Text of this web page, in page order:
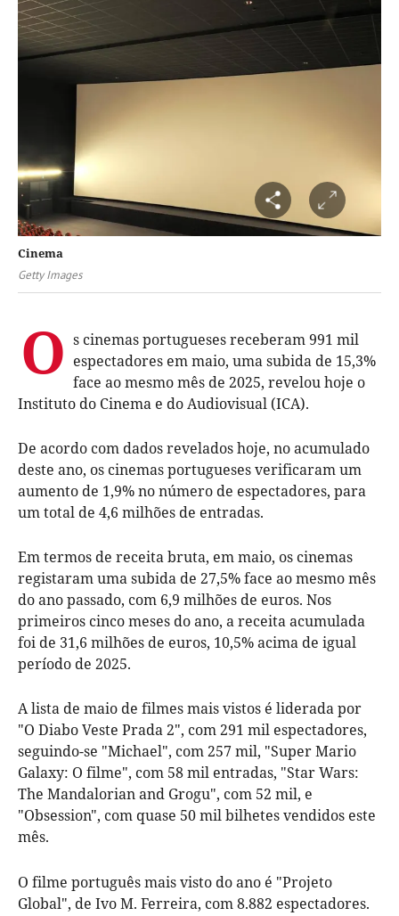
Cinema
Getty Images
O s cinemas portugueses receberam 991 mil
espectadores em maio, uma subida de 15,3%
face ao mesmo mês de 2025, revelou hoje o
Instituto do Cinema e do Audiovisual (ICA).
De acordo com dados revelados hoje, no acumulado
deste ano, os cinemas portugueses verificaram um
aumento de 1,9% no número de espectadores, para
um total de 4,6 milhões de entradas.
Em termos de receita bruta, em maio, os cinemas
registaram uma subida de 27,5% face ao mesmo mês
do ano passado, com 6,9 milhões de euros. Nos
primeiros cinco meses do ano, a receita acumulada
foi de 31,6 milhões de euros, 10,5% acima de igual
período de 2025.
A lista de maio de filmes mais vistos é liderada por
"O Diabo Veste Prada 2", com 291 mil espectadores,
seguindo-se "Michael", com 257 mil, "Super Mario
Galaxy: O filme", com 58 mil entradas, "Star Wars:
The Mandalorian and Grogu", com 52 mil, e
"Obsession", com quase 50 mil bilhetes vendidos este
mês.
O filme português mais visto do ano é "Projeto
Global", de Ivo M. Ferreira, com 8.882 espectadores.